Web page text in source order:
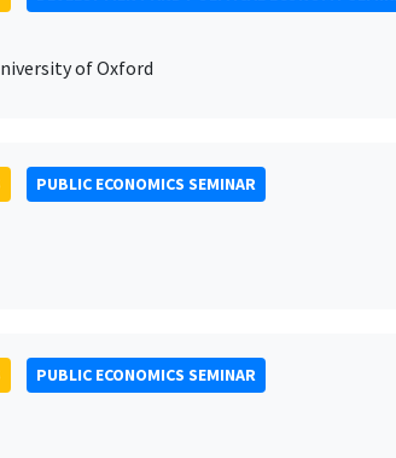
of Oxford
PUBLIC ECONOMICS SEMINAR
PUBLIC ECONOMICS SEMINAR